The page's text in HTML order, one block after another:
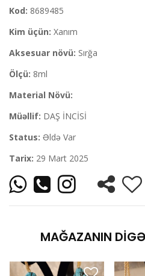
Kod: 8689485
Kim üçün: Xanım
Aksesuar növü: Sırğa
Ölçü: 8ml
Material Növü:
Müəllif: DAŞ İNCİSİ
Status: Əldə Var
Tarix: 29 Mart 2025
MAĞAZANIN